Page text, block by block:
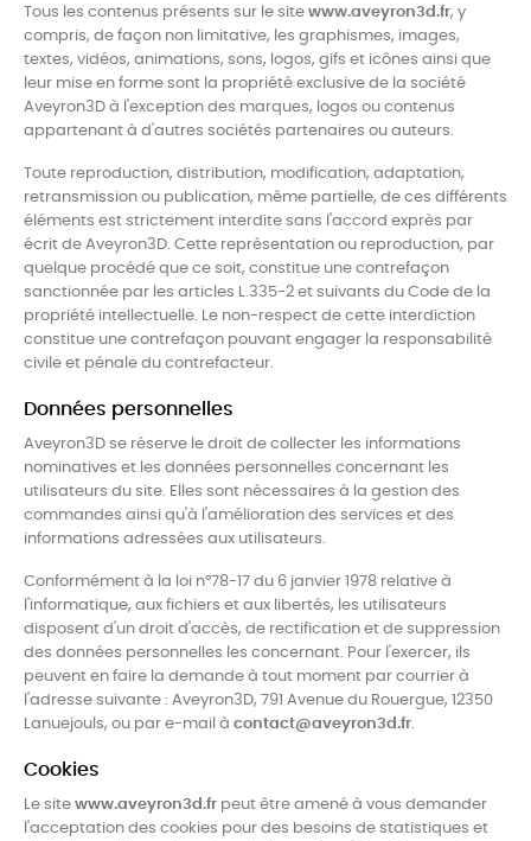
Tous les contenus présents sur le site www.aveyron3d.fr, y
compris, de façon non limitative, les graphismes, images,
textes, vidéos, animations, sons, logos, gifs et icônes ainsi que
leur mise en forme sont la propriété exclusive de la société
Aveyron3D à l'exception des marques, logos ou contenus
appartenant à d'autres sociétés partenaires ou auteurs.
Toute reproduction, distribution, modification, adaptation,
retransmission ou publication, même partielle, de ces différents
éléments est strictement interdite sans l'accord exprès par
écrit de Aveyron3D. Cette représentation ou reproduction, par
quelque procédé que ce soit, constitue une contrefaçon
sanctionnée par les articles L.335-2 et suivants du Code de la
propriété intellectuelle. Le non-respect de cette interdiction
constitue une contrefaçon pouvant engager la responsabilité
civile et pénale du contrefacteur.
Données personnelles
Aveyron3D se réserve le droit de collecter les informations
nominatives et les données personnelles concernant les
utilisateurs du site. Elles sont nécessaires à la gestion des
commandes ainsi qu'à l'amélioration des services et des
informations adressées aux utilisateurs.
Conformément à la loi n°78-17 du 6 janvier 1978 relative à
l'informatique, aux fichiers et aux libertés, les utilisateurs
disposent d'un droit d'accès, de rectification et de suppression
des données personnelles les concernant. Pour l'exercer, ils
peuvent en faire la demande à tout moment par courrier à
l'adresse suivante : Aveyron3D, 791 Avenue du Rouergue, 12350
Lanuejouls, ou par e-mail à contact@aveyron3d.fr.
Cookies
Le site www.aveyron3d.fr peut être amené à vous demander
l'acceptation des cookies pour des besoins de statistiques et